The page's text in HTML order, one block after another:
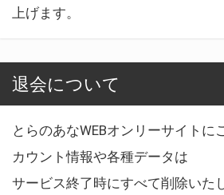
上げます。
退会について
とらのあなWEBオンリーサイトに
カウント情報や各種データは
サービス終了時にすべて削除いた